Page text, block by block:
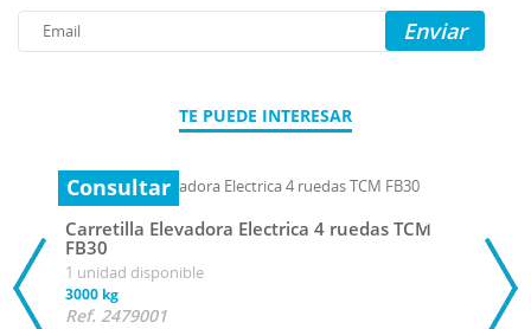
Enviar
TE PUEDE INTERESAR
Consultar
Carretilla Elevadora Electrica 4 ruedas TCM
FB30
1 unidad disponible
3000 kg
Ref. 2479001